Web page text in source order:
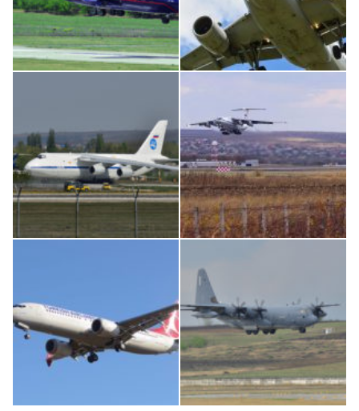
Airbus A319-114 D-AILN, Lufthansa, Франкфурт-Кишинев, 24/06/18
IL76, RA-78844